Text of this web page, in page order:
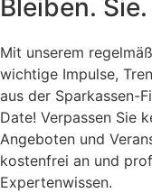
Bleiben.
Mit unserem
wichtige Impulse,
aus der Sparkassen-
Date! Verpassen Sie
Angeboten und
kostenfrei an und
Expertenwissen.